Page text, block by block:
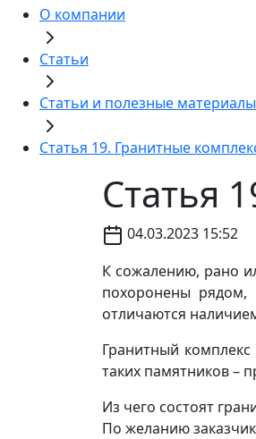
О компании
Статьи
Статьи и полезные материалы
Статья 19. Гранитные
Статья
04.03.2023 15:52
К сожалению, рано
похоронены рядом,
отличаются
Гранитный
таких памятников –
Из чего состоят
По желанию